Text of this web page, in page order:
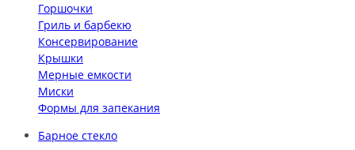
Горшочки
Гриль и барбекю
Консервирование
Крышки
Мерные емкости
Миски
Формы для запекания
Барное стекло